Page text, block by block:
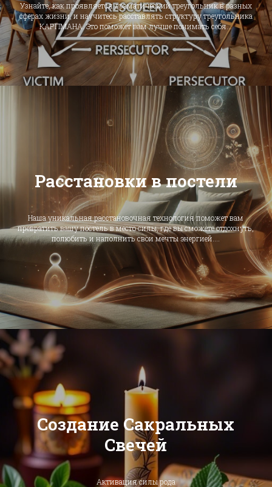
Узнайте, как проявляется драматический треугольник в разных
сферах жизни, и научитесь расставлять структуру треугольника
КАРПМАНА. Это поможет вам лучше понимать себя...
Расстановки в постели
Наша уникальная расстановочная технология поможет вам
превратить вашу постель в место силы, где вы сможете отдохнуть,
полюбить и наполнить свои мечты энергией....
Создание Сакральных
Свечей
Активация силы рода